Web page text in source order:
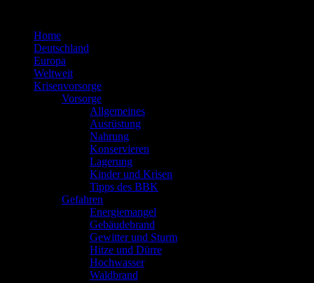
springenHome
Deutschland
Europa
Weltweit
Krisenvorsorge
Vorsorge
Allgemeines
Ausrüstung
Nahrung
Konservieren
Lagerung
Kinder und Krisen
Tipps des BBK
Gefahren
Energiemangel
Gebäudebrand
Gewitter und Sturm
Hitze und Dürre
Hochwasser
Waldbrand